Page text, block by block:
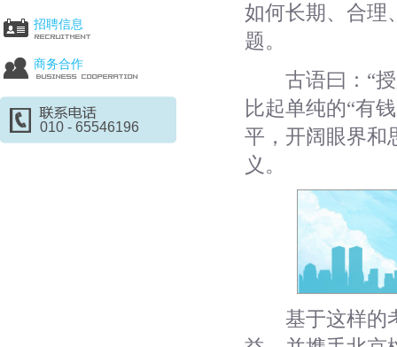
招聘信息
商务合作
010 - 65546196
如何长期、合理
题。
古语曰：“授
比起单纯的“有
平，开阔眼界和
义。
基于这样的考